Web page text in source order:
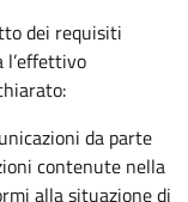
dei requisiti
da parte
contenute nella
alla situazione di